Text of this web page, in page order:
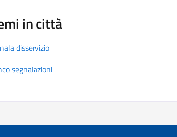
in città
disservizio
segnalazioni